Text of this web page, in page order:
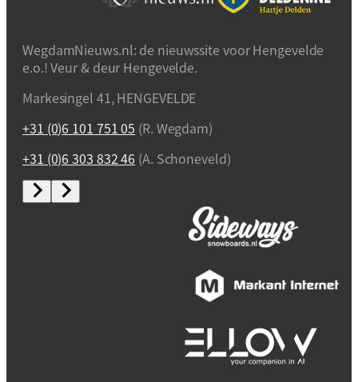
WegdamNieuws.nl: de nieuwssite voor Hengevelde
e.o.! Veur & deur Hengevelde.
Markesingel 41, HENGEVELDE
+31 (0)6 101 751 05 (R. Wegdam)
+31 (0)6 303 832 46 (A. Schoneveld)
(verkoop)voorwaarden / Licenties